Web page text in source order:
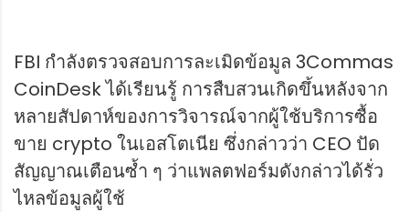
FBI กำลังตรวจสอบการละเมิดข้อมูล 3Commas
CoinDesk ได้เรียนรู้ การสืบสวนเกิดขึ้นหลังจาก
หลายสัปดาห์ของการวิจารณ์จากผู้ใช้บริการซื้อ
ขาย crypto ในเอสโตเนีย ซึ่งกล่าวว่า CEO ปัด
สัญญาณเตือนซ้ำ ๆ ว่าแพลตฟอร์มดังกล่าวได้รั่ว
ไหลข้อมูลผู้ใช้